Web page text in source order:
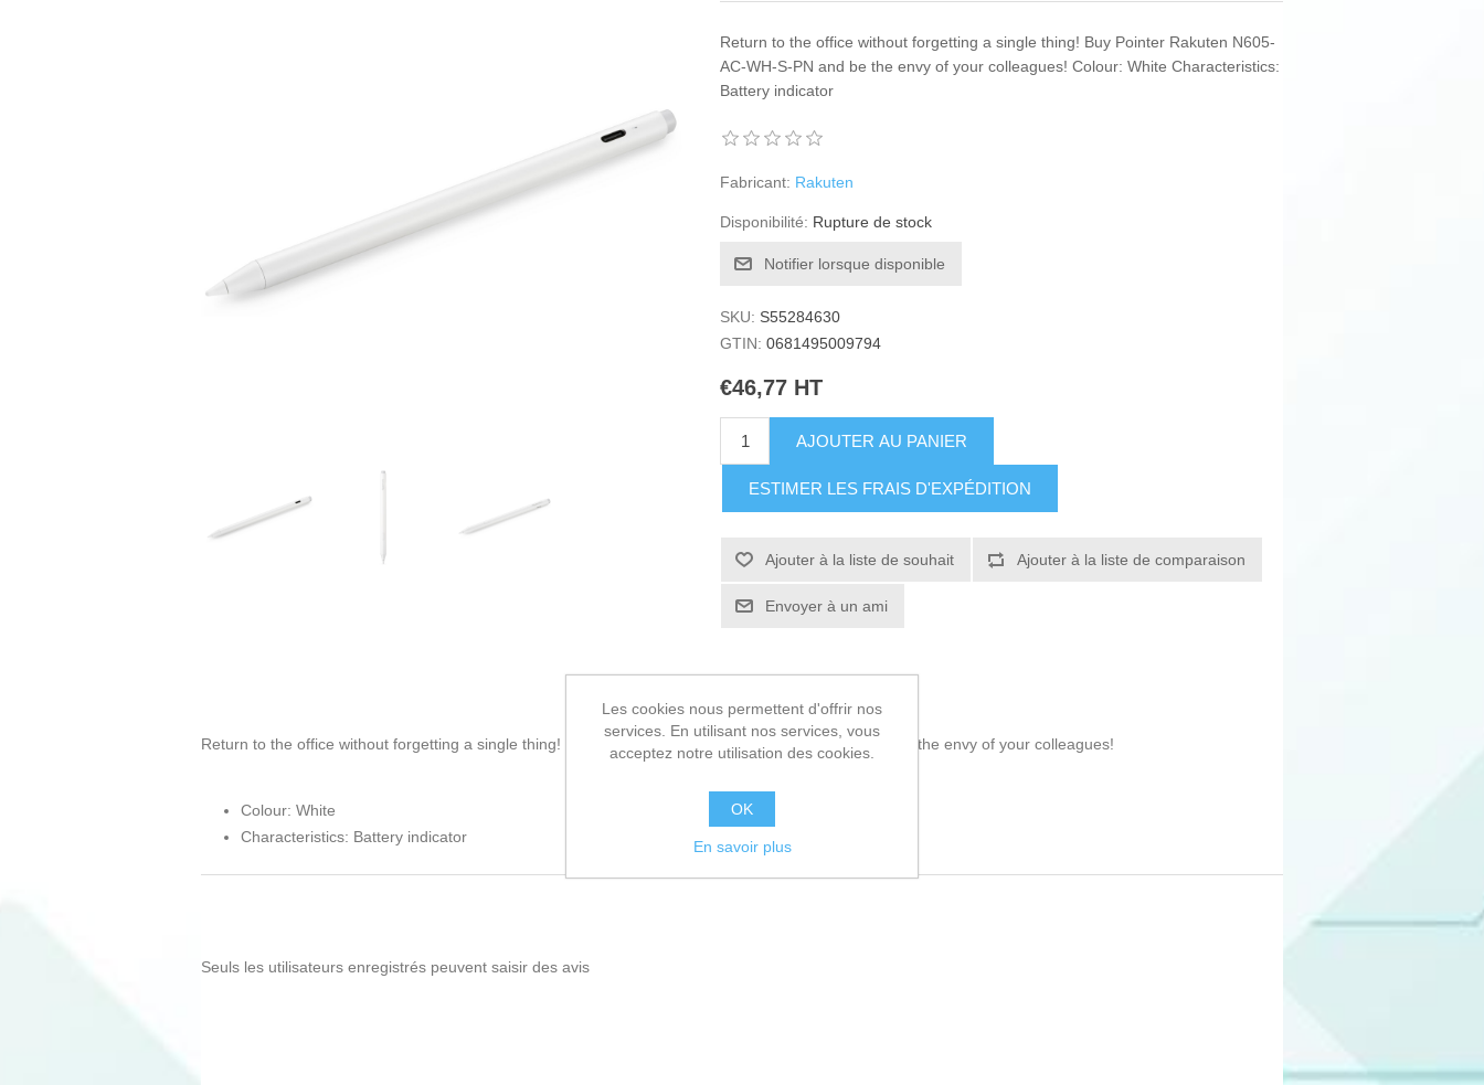
Return to the office without forgetting a single thing! Buy Pointer Rakuten N605-
AC-WH-S-PN and be the envy of your colleagues! Colour: White Characteristics:
Battery indicator
Fabricant: Rakuten
Disponibilité: Rupture de stock
Notifier lorsque disponible
SKU: S55284630
GTIN: 0681495009794
€46,77 HT
AJOUTER AU PANIER
ESTIMER LES FRAIS D'EXPÉDITION
Ajouter à la liste de souhait Ajouter à la liste de comparaison
Envoyer à un ami
Return to the office without forgetting a single thing! Buy Pointer Rakuten N605-AC-WH-S-PN and be the envy of your colleagues!
Colour: White
Characteristics: Battery indicator
Seuls les utilisateurs enregistrés peuvent saisir des avis
Les cookies nous permettent d'offrir nos
services. En utilisant nos services, vous
acceptez notre utilisation des cookies.
OK
En savoir plus